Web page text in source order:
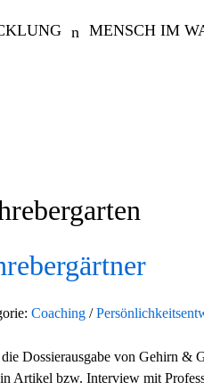
MENSCH IM
Coaching/
Dossierausgabe von Gehirn &
Artikel bzw. Interview mit